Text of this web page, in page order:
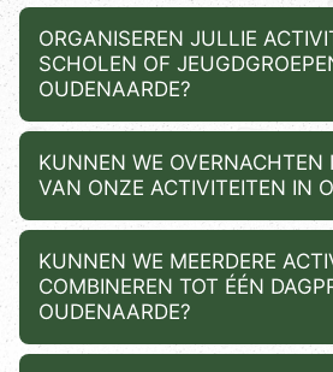
ORGANISEREN JULLIE
SCHOLEN OF
OUDENAARDE?
KUNNEN WE OVERNACHTEN
VAN ONZE ACTIVITEITEN IN
KUNNEN WE MEERDERE
COMBINEREN TOT ÉÉN
OUDENAARDE?